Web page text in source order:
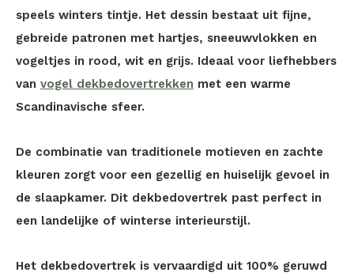
speels winters tintje. Het dessin bestaat uit fijne,
gebreide patronen met hartjes, sneeuwvlokken en
vogeltjes in rood, wit en grijs. Ideaal voor liefhebbers
van vogel dekbedovertrekken met een warme
Scandinavische sfeer.
De combinatie van traditionele motieven en zachte
kleuren zorgt voor een gezellig en huiselijk gevoel in
de slaapkamer. Dit dekbedovertrek past perfect in
een landelijke of winterse interieurstijl.
Het dekbedovertrek is vervaardigd uit 100% geruwd